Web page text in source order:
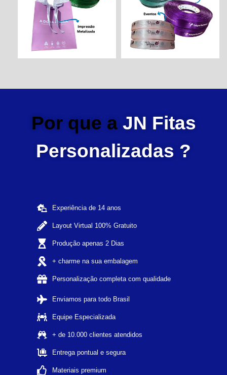
Por que a JN Fitas
Personalizadas ?
Experiência de 14 anos
Layout Virtual 100% Gratuito
Produção apenas 2 Dias
+ charme na sua embalagem
Personalização completa com qualidade
Enviamos para todo Brasil
Equipe Especializada
+ de 10.000 clientes atendidos
Entrega pontual e segura
Materiais premium